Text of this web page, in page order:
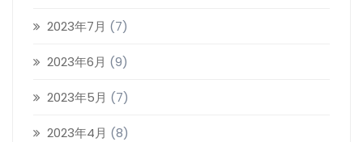
2023年7月 (7)
2023年6月 (9)
2023年5月 (7)
2023年4月 (8)